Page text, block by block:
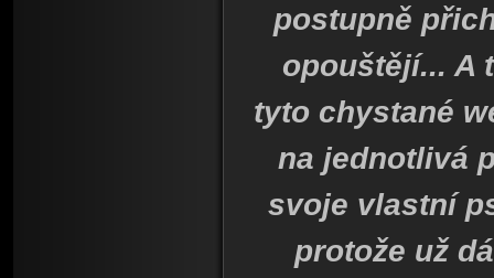
postupně
opouštějí... A
tyto chystané
na jednotlivá
svoje vlastní
protože už